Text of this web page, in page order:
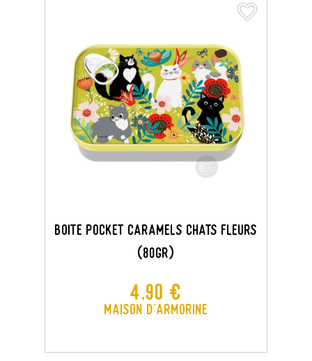
BOITE POCKET CARAMELS CHATS FLEURS
(80GR)
Prix
4,90 €
Maison d'Armorine
favorite_border
favorite_border